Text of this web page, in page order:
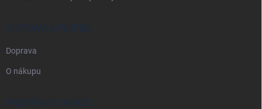
DOPRAVA A PLATBA
Doprava
O nákupu
PRÁVNÍ INFORMACE